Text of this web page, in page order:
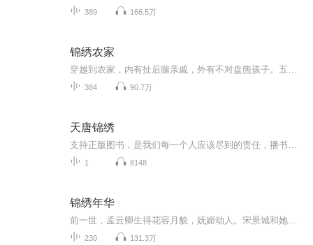
389 166.5万
锦绣农家
384 90.7万
天唐锦绣
1 8148
锦绣年华
230 131.3万